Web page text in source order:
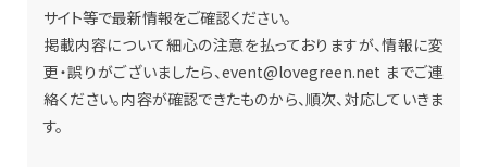
サイト等で最新情報をご確認ください。
掲載内容について細心の注意を払っておりますが、情報に変
更・誤りがございましたら、event@lovegreen.net までご連
絡ください。内容が確認できたものから、順次、対応していきま
す。